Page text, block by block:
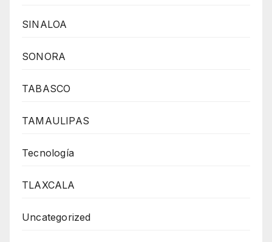
SINALOA
SONORA
TABASCO
TAMAULIPAS
Tecnología
TLAXCALA
Uncategorized